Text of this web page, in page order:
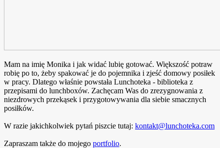
Mam na imię Monika i jak widać lubię gotować. Większość potraw
robię po to, żeby spakować je do pojemnika i zjeść domowy posiłek
w pracy. Dlatego właśnie powstała Lunchoteka - biblioteka z
przepisami do lunchboxów. Zachęcam Was do zrezygnowania z
niezdrowych przekąsek i przygotowywania dla siebie smacznych
posiłków.
W razie jakichkolwiek pytań piszcie tutaj: kontakt@lunchoteka.com
Zapraszam także do mojego portfolio.